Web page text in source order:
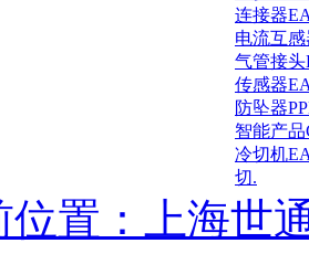
连接器
电流互
气管接
传感器
防坠器
智能产
冷切机
切.
位置：上海世